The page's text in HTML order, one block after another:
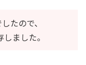
たので、
ました。